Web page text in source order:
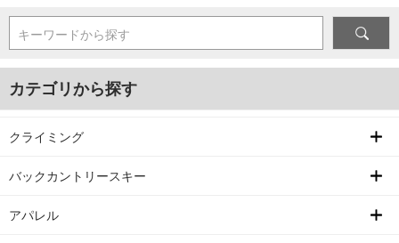
キーワードから探す
カテゴリから探す
クライミング
バックカントリースキー
アパレル